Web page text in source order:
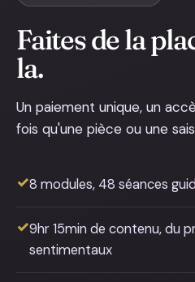
Faites de la
la.
Un paiement unique, un
fois qu'une pièce ou une
✓8 modules, 48 séances
✓9hr 15min de contenu, du
sentimentaux